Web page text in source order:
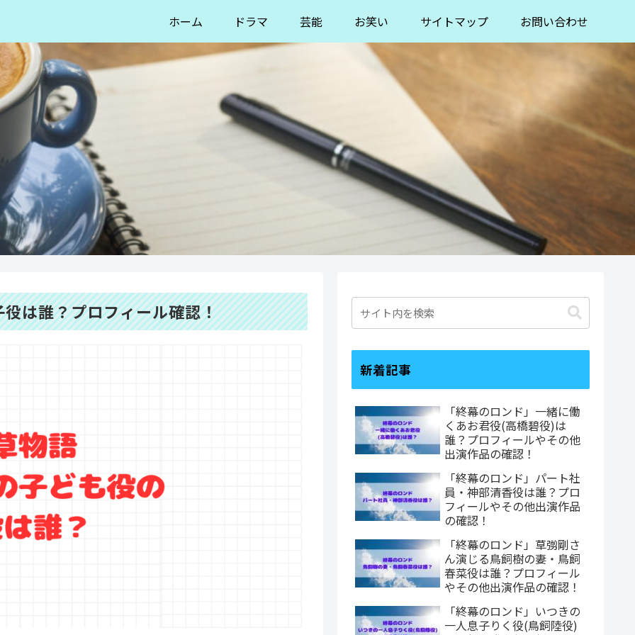
ホーム ドラマ 芸能 お笑い サイトマップ お問い合わせ
は誰？プロフィール確認！
新着記事
「終幕のロンド」一緒に働
くあお君役(高橋碧役)は
誰？プロフィールやその他
出演作品の確認！
「終幕のロンド」パート社
員・神部清香役は誰？プロ
フィールやその他出演作品
の確認！
「終幕のロンド」草彅剛さ
ん演じる鳥飼樹の妻・鳥飼
春菜役は誰？プロフィール
やその他出演作品の確認！
「終幕のロンド」いつきの
一人息子りく役(鳥飼陸役)